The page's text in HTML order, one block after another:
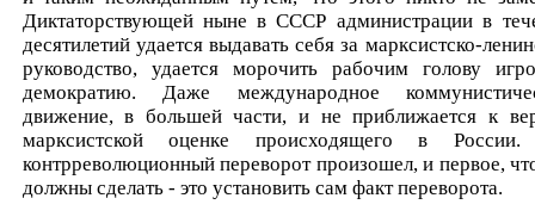
Диктаторствующей ныне в СССР администрации в
десятилетий удается выдавать себя за марксистско-
руководство, удается морочить рабочим голову
демократию. Даже международное
движение, в большей части, и не приближается к
марксистской оценке происходящего в
контрреволюционный переворот произошел, и первое,
должны сделать - это установить сам факт переворота.